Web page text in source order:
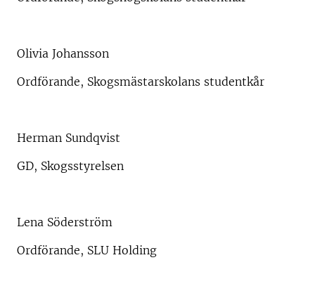
Olivia Johansson
Ordförande, Skogsmästarskolans studentkår
Herman Sundqvist
GD, Skogsstyrelsen
Lena Söderström
Ordförande, SLU Holding